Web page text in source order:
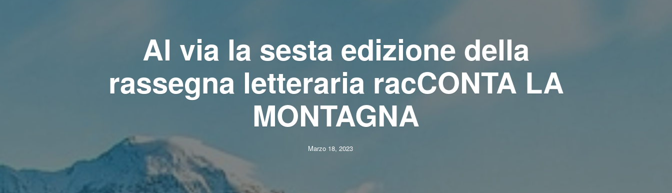
Al via la sesta edizione della
rassegna letteraria racCONTA LA
MONTAGNA
Marzo 18, 2023